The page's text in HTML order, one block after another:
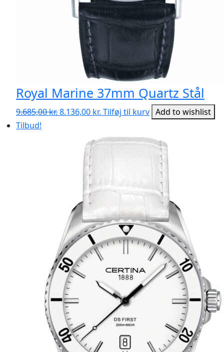
Royal Marine 37mm Quartz Stål
9.685,00kr. Den
9.685,00 kr..
8.136,00 kr. Den
Tilføj til kurv Add to wishlist
Tilbud!